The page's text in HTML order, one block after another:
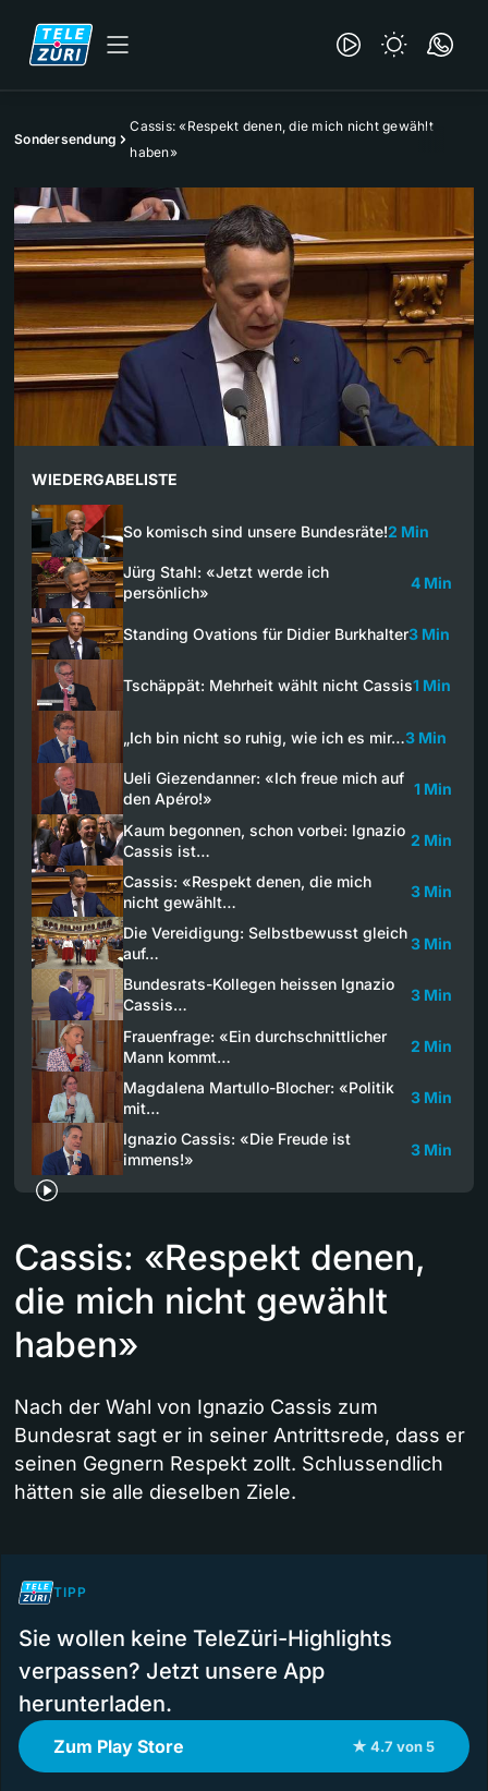
Sondersendung
Cassis: «Respekt denen, die mich nicht gewählt
haben»
WIEDERGABELISTE
So komisch sind unsere Bundesräte!2 Min
Jürg Stahl: «Jetzt werde ich
persönlich»
4 Min
Standing Ovations für Didier Burkhalter3 Min
Tschäppät: Mehrheit wählt nicht Cassis​1 Min
„Ich bin nicht so ruhig, wie ich es mir…3 Min
Ueli Giezendanner: «Ich freue mich auf
den Apéro!»
1 Min
Kaum begonnen, schon vorbei: Ignazio
Cassis ist…
2 Min
Cassis: «Respekt denen, die mich
nicht gewählt…
3 Min
Die Vereidigung: Selbstbewusst gleich
auf…
3 Min
Bundesrats-Kollegen heissen Ignazio
Cassis…
3 Min
Frauenfrage: «Ein durchschnittlicher
Mann kommt…
2 Min
Magdalena Martullo-Blocher: «Politik
mit…
3 Min
Ignazio Cassis: «Die Freude ist
immens!»
3 Min
Cassis: «Respekt denen,
die mich nicht gewählt
haben»
Nach der Wahl von Ignazio Cassis zum
Bundesrat sagt er in seiner Antrittsrede, dass er
seinen Gegnern Respekt zollt. Schlussendlich
hätten sie alle dieselben Ziele.
TIPP
Sie wollen keine TeleZüri-Highlights
verpassen? Jetzt unsere App
herunterladen.
Zum Play Store ★ 4.7 von 5